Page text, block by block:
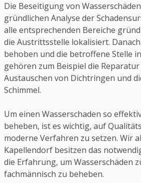
Die Beseitigung von
gründlichen Analyse der
alle entsprechenden Bereiche
die Austrittsstelle lokalisiert.
behoben und die betroffene Stelle
gehören zum Beispiel die
Austauschen von Dichtringen und
Schimmel.
Um einen Wasserschaden so
beheben, ist es wichtig, auf
moderne Verfahren zu setzen. Wir
Kapellendorf besitzen das
die Erfahrung, um Wasserschäden
fachmännisch zu beheben.